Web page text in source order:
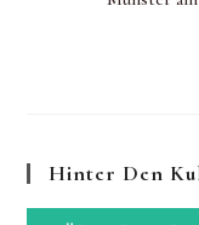
Hinter Den